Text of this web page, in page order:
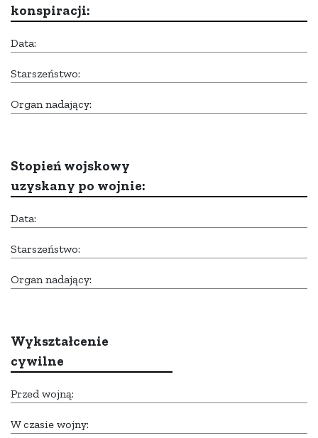
konspiracji:
Data:
Starszeństwo:
Organ nadający:
Stopień wojskowy
uzyskany po wojnie:
Data:
Starszeństwo:
Organ nadający:
Wykształcenie
cywilne
Przed wojną:
W czasie wojny: